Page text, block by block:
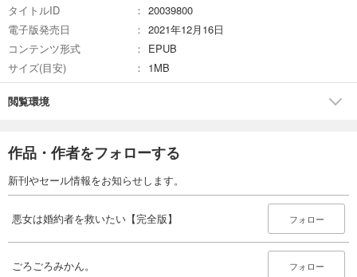
タイトルID
20039800
電子版発売日
2021年12月16日
コンテンツ形式
EPUB
サイズ(目安)
1MB
閲覧環境
作品・作者をフォローする
新刊やセール情報をお知らせします。
悪女は婚約者を救いたい【完全版】 フォロー
ごろごろみかん。 フォロー